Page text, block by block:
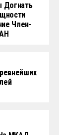
Догнать
Член-